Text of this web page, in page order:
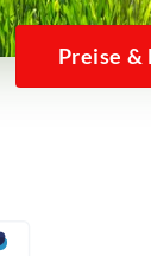
Preise